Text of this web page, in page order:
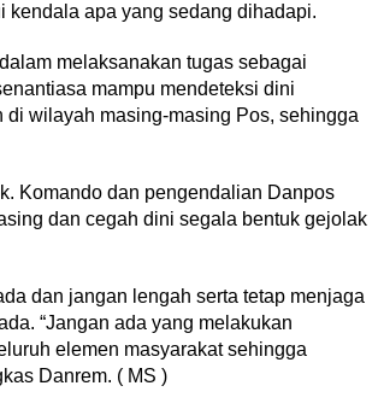
kendala apa yang sedang dihadapi.
melaksanakan tugas sebagai
mampu mendeteksi dini
wilayah masing-masing Pos, sehingga
Komando dan pengendalian Danpos
dan cegah dini segala bentuk gejolak
dan jangan lengah serta tetap menjaga
“Jangan ada yang melakukan
elemen masyarakat sehingga
Danrem. ( MS )